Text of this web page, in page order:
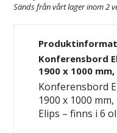
Sänds från vårt lager inom 2
Konferensbord
1900 x 1000
Konferensbord
1900 x 1000
Elips – finns i 6